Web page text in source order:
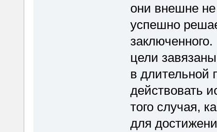
они внешне
успешно
цели
в длительной
действовать
того случая,
для